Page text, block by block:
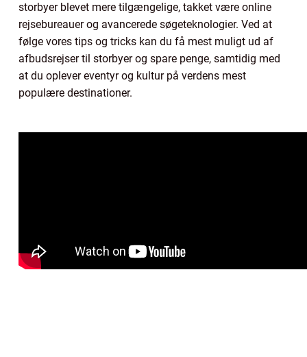
storbyer blevet mere tilgængelige, takket være online
rejsebureauer og avancerede søgeteknologier. Ved at
følge vores tips og tricks kan du få mest muligt ud af
afbudsrejser til storbyer og spare penge, samtidig med
at du oplever eventyr og kultur på verdens mest
populære destinationer.